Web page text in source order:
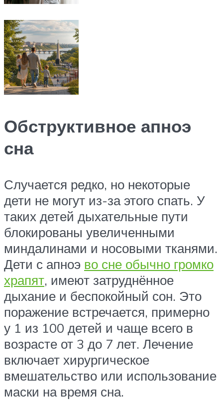
Обструктивное апноэ
сна
Случается редко, но некоторые
дети не могут из-за этого спать. У
таких детей дыхательные пути
блокированы увеличенными
миндалинами и носовыми тканями.
Дети с апноэ во сне обычно громко
храпят, имеют затруднённое
дыхание и беспокойный сон. Это
поражение встречается, примерно
у 1 из 100 детей и чаще всего в
возрасте от 3 до 7 лет. Лечение
включает хирургическое
вмешательство или использование
маски на время сна.